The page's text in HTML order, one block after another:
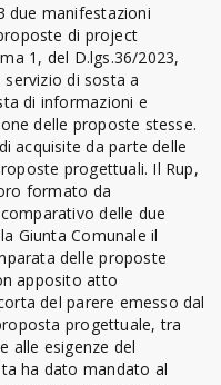
due manifestazioni
di project
1, del D.lgs.36/2023,
di sosta a
di informazioni e
delle proposte stesse.
acquisite da parte delle
progettuali. Il Rup,
formato da
delle due
Giunta Comunale il
delle proposte
apposito atto
del parere emesso dal
progettuale, tra
alle esigenze del
ha dato mandato al